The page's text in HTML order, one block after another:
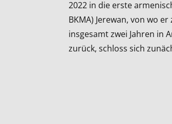
2022 in die erste
BKMA) Jerewan, von wo
insgesamt zwei Jahren in
zurück, schloss sich